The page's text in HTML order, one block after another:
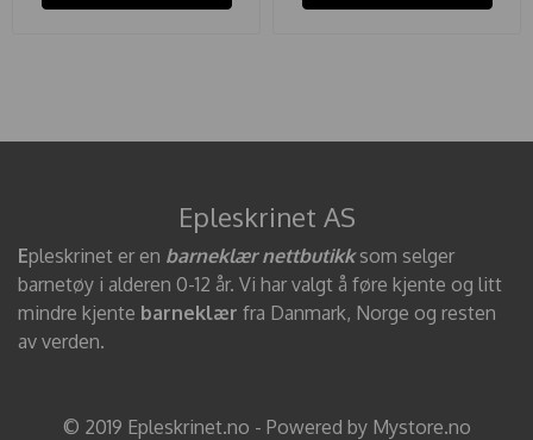
Epleskrinet AS
Epleskrinet er en barneklær nettbutikksom selger
barnetøy i alderen 0-12 år. Vi har valgt å føre kjente og litt
mindre kjente barneklær fra Danmark, Norge og resten
av verden.
© 2019 Epleskrinet.no - Powered by Mystore.no